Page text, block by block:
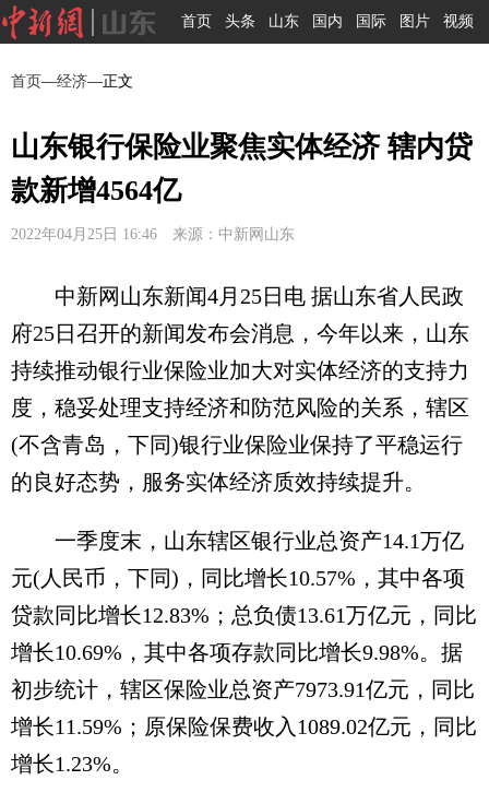
首页 头条 山东 国内 国际 图片 视频
首页—经济—正文
山东银行保险业聚焦实体经济 辖内贷
款新增4564亿
2022年04月25日 16:46 来源：中新网山东
中新网山东新闻4月25日电 据山东省人民政
府25日召开的新闻发布会消息，今年以来，山东
持续推动银行业保险业加大对实体经济的支持力
度，稳妥处理支持经济和防范风险的关系，辖区
(不含青岛，下同)银行业保险业保持了平稳运行
的良好态势，服务实体经济质效持续提升。
一季度末，山东辖区银行业总资产14.1万亿
元(人民币，下同)，同比增长10.57%，其中各项
贷款同比增长12.83%；总负债13.61万亿元，同比
增长10.69%，其中各项存款同比增长9.98%。据
初步统计，辖区保险业总资产7973.91亿元，同比
增长11.59%；原保险保费收入1089.02亿元，同比
增长1.23%。